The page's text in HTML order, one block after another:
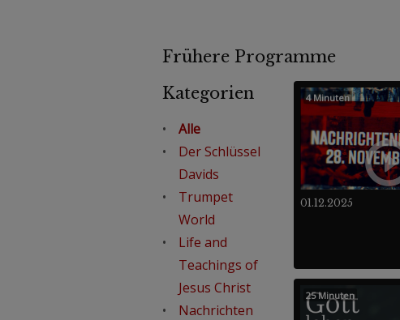
Frühere Programme
Kategorien
Alle
Der Schlüssel
Davids
Trumpet
World
Life and
Teachings of
Jesus Christ
Nachrichten
01.12.2025
4 Minuten
25 Minuten